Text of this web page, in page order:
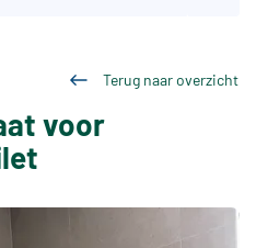
Terug naar overzicht
voor